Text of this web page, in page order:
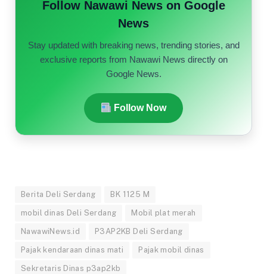
Follow Nawawi News on Google
News
Stay updated with breaking news, trending stories, and
exclusive reports from Nawawi News directly on
Google News.
Follow Now
Berita Deli Serdang BK 1125 M
mobil dinas Deli Serdang Mobil plat merah
NawawiNews.id P3AP2KB Deli Serdang
Pajak kendaraan dinas mati Pajak mobil dinas
Sekretaris Dinas p3ap2kb